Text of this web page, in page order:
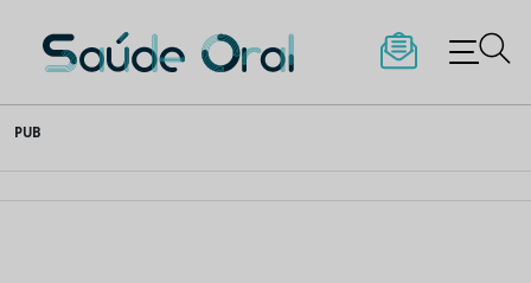
to
content
Saúde Oral
PUB